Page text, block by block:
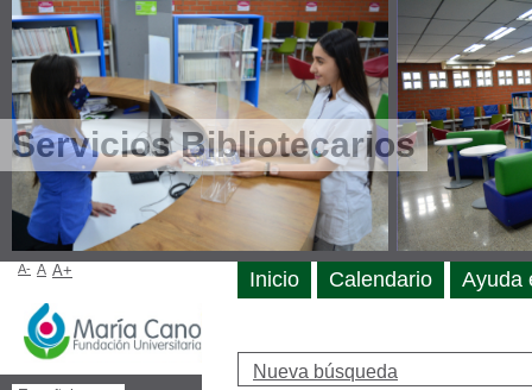
Servicios Bibliotecarios
Nueva búsqueda
Inicio Calendario Ayuda
A- A A+